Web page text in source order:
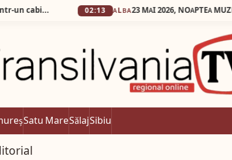
„Pot să vă iau banii, dar nu vă ajută…” Lecția care mi-a frânt inima într-un cabinet optic din Alba Iulia! 02:13 ALBA
Satu MareSălajSibiu